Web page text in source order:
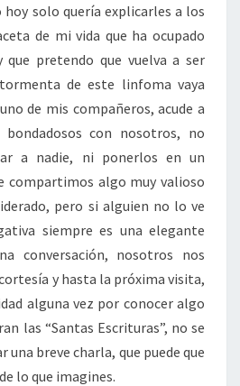
solo quería explicarles a los
de mi vida que ha ocupado
pretendo que vuelva a ser
de este linfoma vaya
de mis compañeros, acude a
con nosotros, no
a nadie, ni ponerlos en un
compartimos algo muy valioso
pero si alguien no lo ve
siempre es una elegante
conversación, nosotros nos
y hasta la próxima visita,
alguna vez por conocer algo
las “Santas Escrituras”, no se
una breve charla, que puede que
lo que imagines.